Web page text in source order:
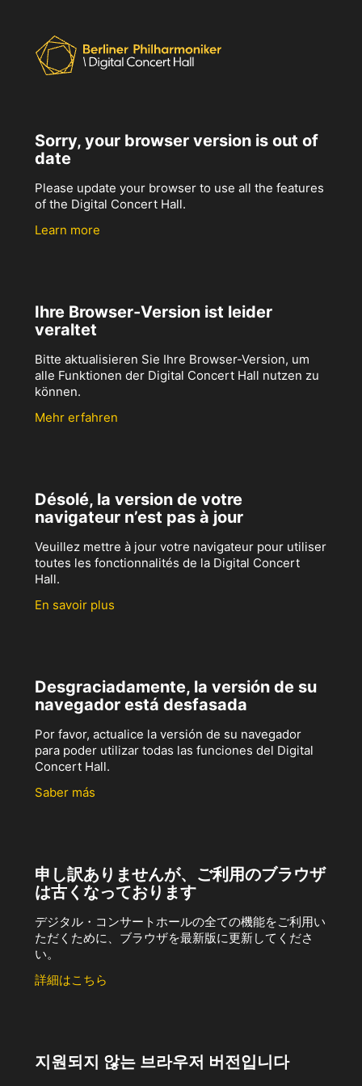
Sorry, your browser version is out of
date
Please update your browser to use all the features
of the Digital Concert Hall.
Learn more
Ihre Browser-Version ist leider
veraltet
Bitte aktualisieren Sie Ihre Browser-Version, um
alle Funktionen der Digital Concert Hall nutzen zu
können.
Mehr erfahren
Désolé, la version de votre
navigateur n’est pas à jour
Veuillez mettre à jour votre navigateur pour utiliser
toutes les fonctionnalités de la Digital Concert
Hall.
En savoir plus
Desgraciadamente, la versión de su
navegador está desfasada
Por favor, actualice la versión de su navegador
para poder utilizar todas las funciones del Digital
Concert Hall.
Saber más
申し訳ありませんが、ご利用のブラウザ
は古くなっております
デジタル・コンサートホールの全ての機能をご利用い
ただくために、ブラウザを最新版に更新してくださ
い。
詳細はこちら
지원되지 않는 브라우저 버전입니다